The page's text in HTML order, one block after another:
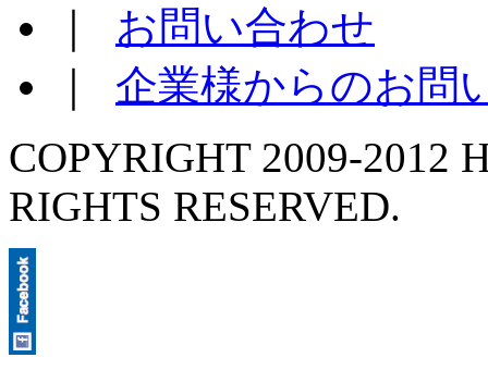
お問い合わせ
企業様からのお問
COPYRIGHT 2009-2012
RIGHTS RESERVED.